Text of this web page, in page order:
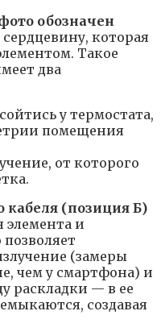
обозначен
которая
Такое
два
у термостата,
помещения
от которого
кабеля (позиция Б)
элемента и
(замеры
чем у смартфона) и
раскладки — в ее
создавая